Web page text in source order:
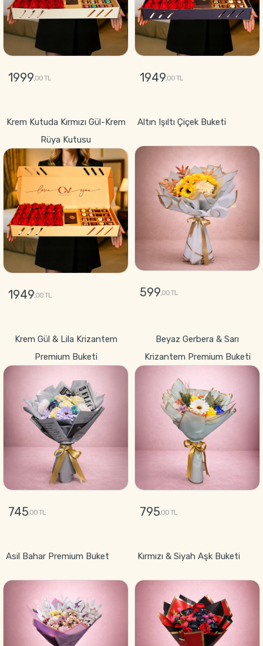
1999,00 TL 1949,00 TL
Krem Kutuda Kırmızı Gül-Krem
Rüya Kutusu
1949,00 TL
Altın Işıltı Çiçek Buketi
599,00 TL
Krem Gül & Lila Krizantem
Premium Buketi
745,00 TL
Beyaz Gerbera & Sarı
Krizantem Premium Buketi
795,00 TL
Asil Bahar Premium Buket Kırmızı & Siyah Aşk Buketi